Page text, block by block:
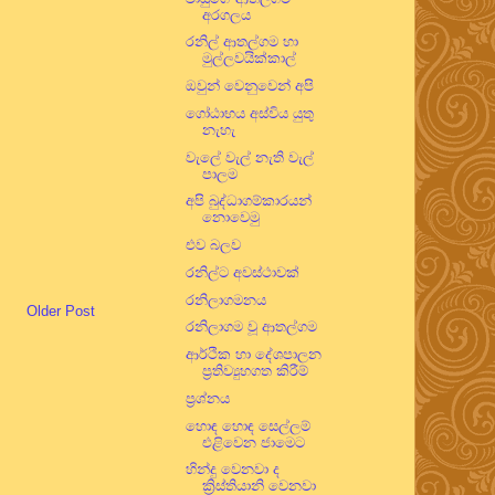
Older Post
අරගලය
රනිල් ආතල්ගම හා
මුල්ලවයික්කාල්
ඔවුන් වෙනුවෙන් අපි
ගෝඨාභය අස්විය යුතු
නැහැ
වැලේ වැල් නැති වැල්
පාලම
අපි බුද්ධාගම්කාරයන්
නොවෙමු
එව බලව
රනිල්ට අවස්ථාවක්
රනිලාගමනය
රනිලාගම වූ ආතල්ගම
ආර්ථික හා දේශපාලන
ප්‍රතිව්‍යුහගත කිරීම්
ප්‍රශ්නය
හොඳ හොඳ සෙල්ලම්
එළිවෙන ජාමෙට
හින්දු වෙනවා ද
ක්‍රිස්තියානි වෙනවා